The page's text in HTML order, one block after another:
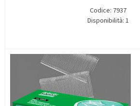
Codice: 7937
Disponibilità: 1